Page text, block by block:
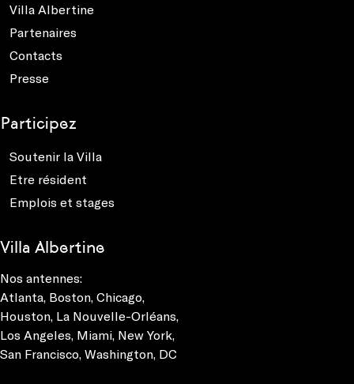
Villa Albertine
Partenaires
Contacts
Presse
Participez
Soutenir la Villa
Etre résident
Emplois et stages
Villa Albertine
Nos antennes:
Atlanta Boston Chicago
Houston La Nouvelle-Orléans
Los Angeles Miami New York
San Francisco Washington, DC